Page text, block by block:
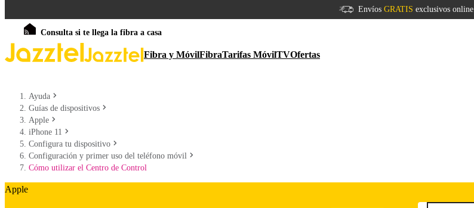
Envíos GRATIS exclusivos online
Consulta si te llega la fibra a casa
Fibra y MóvilFibraTarifas MóvilTVOfertas
Ayuda
Guías de dispositivos
Apple
iPhone 11
Configura tu dispositivo
Configuración y primer uso del teléfono móvil
Cómo utilizar el Centro de Control
Apple